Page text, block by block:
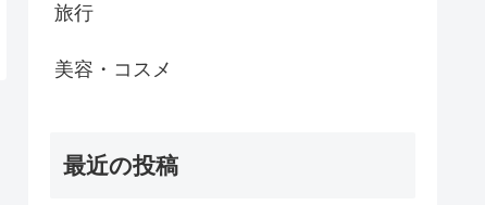
旅行
美容・コスメ
最近の投稿